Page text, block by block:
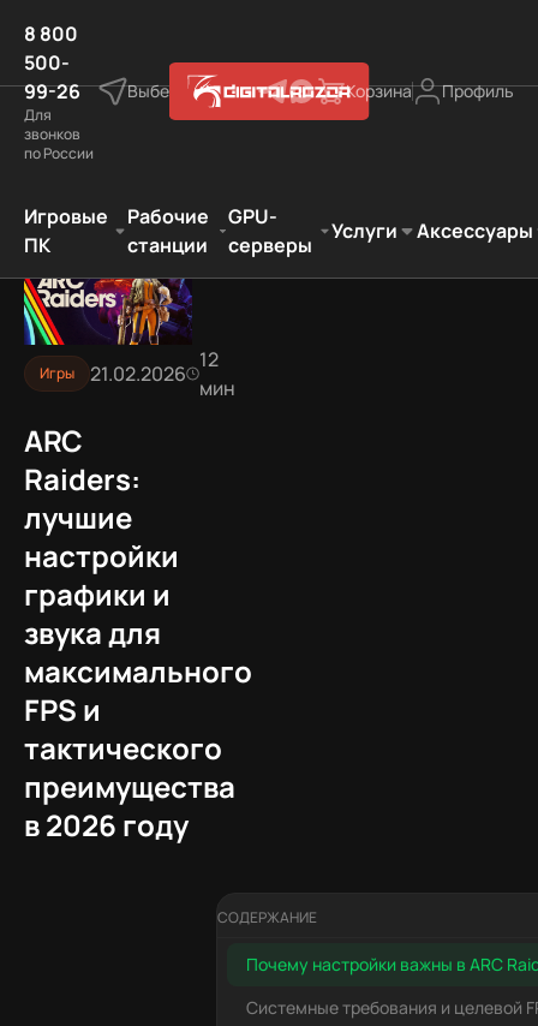
8 800
500-
99-26
Для
звонков
по России
Выберите город Корзина Профиль
Игровые
ПК
Рабочие
станции
GPU-
серверы
Услуги Аксессуары
Игры 21.02.2026
12
мин
ARC
Raiders:
лучшие
настройки
графики и
звука для
максимального
FPS и
тактического
преимущества
в 2026 году
СОДЕРЖАНИЕ
Почему настройки важны в ARC
Системные требования и целевой